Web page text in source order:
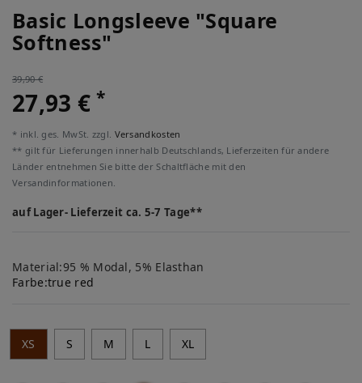
Basic Longsleeve "Square
Softness"
39,90 €
27,93 €*
* inkl. ges. MwSt. zzgl. Versandkosten
** gilt für Lieferungen innerhalb Deutschlands, Lieferzeiten für andere
Länder entnehmen Sie bitte der Schaltfläche mit den
Versandinformationen.
auf Lager- Lieferzeit ca. 5-7 Tage**
Material:95 % Modal, 5% Elasthan
Farbe:true red
XS S M L XL